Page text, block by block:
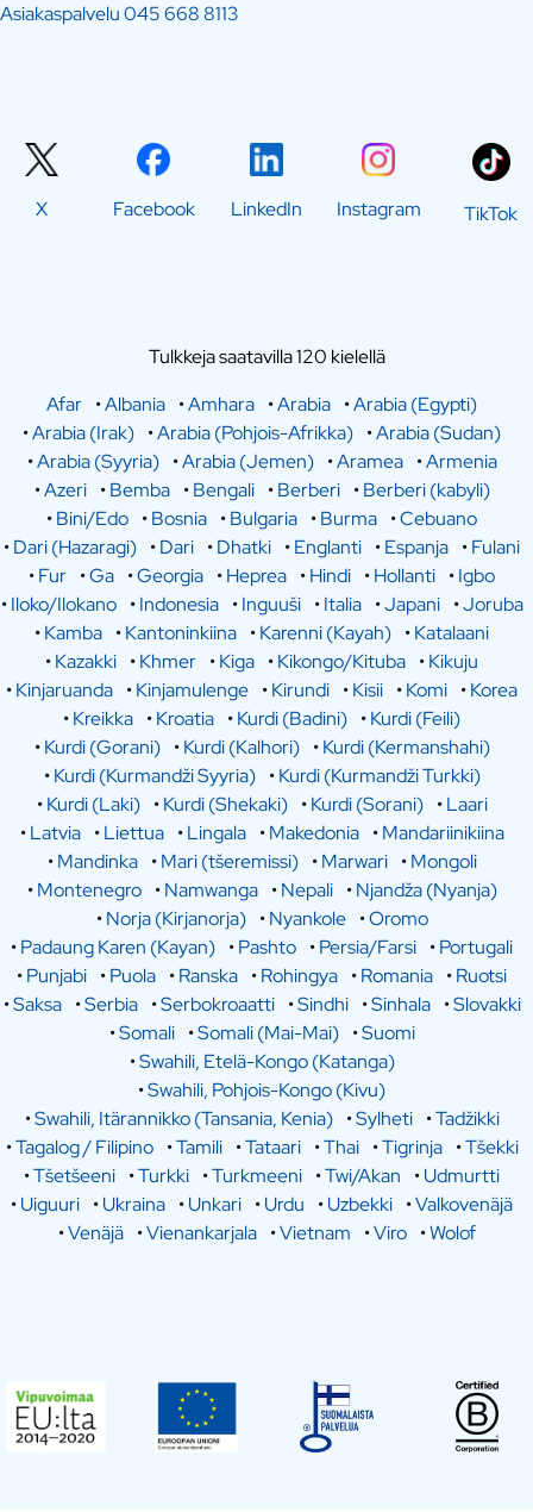
Asiakaspalvelu045 668 8113
X Facebook LinkedIn Instagram TikTok
Tulkkeja saatavilla 120 kielellä
Afar •Albania •Amhara •Arabia •Arabia (Egypti)
•Arabia (Irak) •Arabia (Pohjois-Afrikka) •Arabia (Sudan)
•Arabia (Syyria) •Arabia (Jemen) •Aramea •Armenia
•Azeri •Bemba •Bengali •Berberi •Berberi (kabyli)
•Bini/Edo •Bosnia •Bulgaria •Burma •Cebuano
•Dari (Hazaragi) •Dari •Dhatki •Englanti •Espanja •Fulani
•Fur •Ga •Georgia •Heprea •Hindi •Hollanti •Igbo
•Iloko/Ilokano •Indonesia •Inguuši •Italia •Japani •Joruba
•Kamba •Kantoninkiina •Karenni (Kayah) •Katalaani
•Kazakki •Khmer •Kiga •Kikongo/Kituba •Kikuju
•Kinjaruanda •Kinjamulenge •Kirundi •Kisii •Komi •Korea
•Kreikka •Kroatia •Kurdi (Badini) •Kurdi (Feili)
•Kurdi (Gorani) •Kurdi (Kalhori) •Kurdi (Kermanshahi)
•Kurdi (Kurmandži Syyria) •Kurdi (Kurmandži Turkki)
•Kurdi (Laki) •Kurdi (Shekaki) •Kurdi (Sorani) •Laari
•Latvia •Liettua •Lingala •Makedonia •Mandariinikiina
•Mandinka •Mari (tšeremissi) •Marwari •Mongoli
•Montenegro •Namwanga •Nepali •Njandža (Nyanja)
•Norja (Kirjanorja) •Nyankole •Oromo
•Padaung Karen (Kayan) •Pashto •Persia/Farsi •Portugali
•Punjabi •Puola •Ranska •Rohingya •Romania •Ruotsi
•Saksa •Serbia •Serbokroaatti •Sindhi •Sinhala •Slovakki
•Somali •Somali (Mai-Mai) •Suomi
•Swahili, Etelä-Kongo (Katanga)
•Swahili, Pohjois-Kongo (Kivu)
•Swahili, Itärannikko (Tansania, Kenia) •Sylheti •Tadžikki
•Tagalog / Filipino •Tamili •Tataari •Thai •Tigrinja •Tšekki
•Tšetšeeni •Turkki •Turkmeeni •Twi/Akan •Udmurtti
•Uiguuri •Ukraina •Unkari •Urdu •Uzbekki •Valkovenäjä
•Venäjä •Vienankarjala •Vietnam •Viro •Wolof